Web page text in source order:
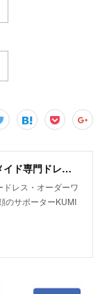
名古屋 豊橋のオーダーメイド専門ドレスデザイナー KUMI OHARA
レス・オーダーワ
のサポーターKUMI